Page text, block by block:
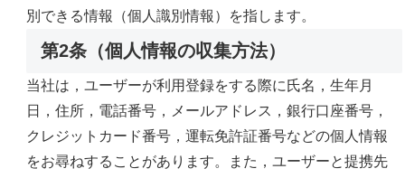
別できる情報（個人識別情報）を指します。
第2条（個人情報の収集方法）
当社は，ユーザーが利用登録をする際に氏名，生年月
日，住所，電話番号，メールアドレス，銀行口座番号，
クレジットカード番号，運転免許証番号などの個人情報
をお尋ねすることがあります。また，ユーザーと提携先